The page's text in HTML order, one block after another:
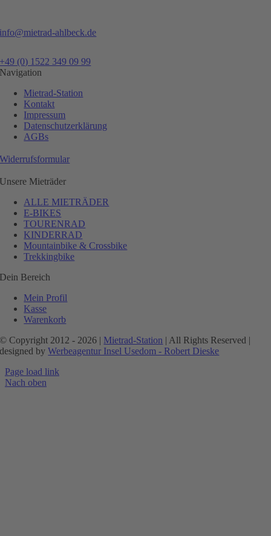
info@mietrad-ahlbeck.de
+49 (0) 1522 349 09 99
Navigation
Mietrad-Station
Kontakt
Impressum
Datenschutzerklärung
AGBs
Widerrufsformular
Unsere Mieträder
ALLE MIETRÄDER
E-BIKES
TOURENRAD
KINDERRAD
Mountainbike & Crossbike
Trekkingbike
Dein Bereich
Mein Profil
Kasse
Warenkorb
© Copyright 2012 - 2026 | Mietrad-Station | All Rights Reserved |
designed byWerbeagentur Insel Usedom - Robert Dieske
Page load link
Nach oben